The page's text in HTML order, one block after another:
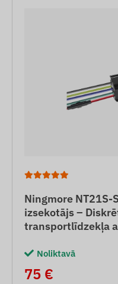
Ningmore NT21S-
izsekotājs –
transportlīdzekļa
Noliktavā
75 €